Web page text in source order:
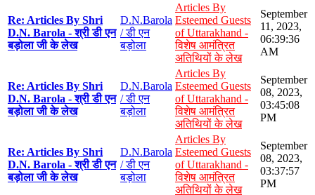
Re: Articles By Shri
D.N. Barola - श्री डी एन
बड़ोला जी के लेख
D.N.Barola
/ डी एन
बड़ोला
Articles By
Esteemed Guests
of Uttarakhand -
विशेष आमंत्रित
अतिथियों के लेख
September
11, 2023,
06:39:36
AM
Re: Articles By Shri
D.N. Barola - श्री डी एन
बड़ोला जी के लेख
D.N.Barola
/ डी एन
बड़ोला
Articles By
Esteemed Guests
of Uttarakhand -
विशेष आमंत्रित
अतिथियों के लेख
September
08, 2023,
03:45:08
PM
Re: Articles By Shri
D.N. Barola - श्री डी एन
बड़ोला जी के लेख
D.N.Barola
/ डी एन
बड़ोला
Articles By
Esteemed Guests
of Uttarakhand -
विशेष आमंत्रित
अतिथियों के लेख
September
08, 2023,
03:37:57
PM